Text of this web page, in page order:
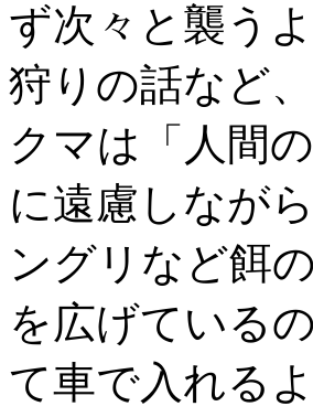
ず次々と襲う
狩りの話など
クマは「人間
に遠慮しなが
ングリなど餌
を広げている
て車で入れる